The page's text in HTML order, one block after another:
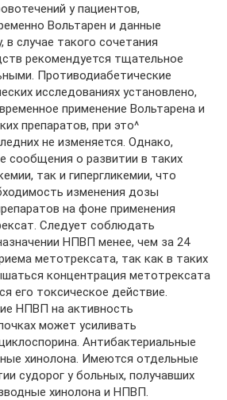
у пациентов,
Вольтарен и данные
случае такого сочетания
рекомендуется тщательное
Противодиабетические
исследованиях установлено,
применение Вольтарена и
препаратов, при это^
не изменяется. Однако,
сообщения о развитии в таких
так и гипергликемии, что
изменения дозы
на фоне применения
Следует соблюдать
НПВП менее, чем за 24
метотрексата, так как в таких
концентрация метотрексата
его токсическое действие.
НПВП на активность
может усиливать
Антибактериальные
хинолона. Имеются отдельные
судорог у больных, получавших
хинолона и НПВП.